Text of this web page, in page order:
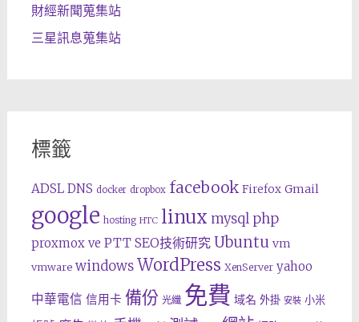
財經新聞蒐集站
三星訊息蒐集站
標籤
ADSL DNS docker dropbox facebook Firefox Gmail
google hosting HTC linux mysql php
proxmox ve PTT SEO技術研究 Ubuntu vm
vmware windows WordPress XenServer yahoo
中華電信 信用卡 備份 光纖 免費 域名 外掛 安裝 小米